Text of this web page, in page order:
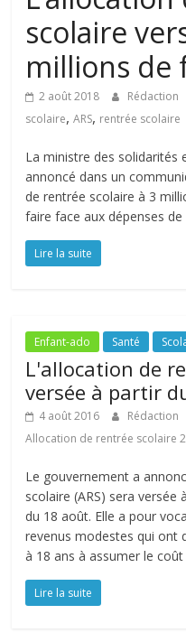
famille
scolaire
millions de
2 août 2018 Rédaction
scolaire,ARS, rentrée scolaire
La ministre des solidarités
annoncé dans un
de rentrée scolaire à 3
faire face aux dépenses de
Lire la suite
Enfant-ado Santé
L'allocation de
versée à partir
4 août 2016 Rédaction
Allocation de rentrée scolaire
Le gouvernement a
scolaire (ARS) sera
du 18 août. Elle a pour
revenus modestes qui ont
à 18 ans à assumer le
Lire la suite